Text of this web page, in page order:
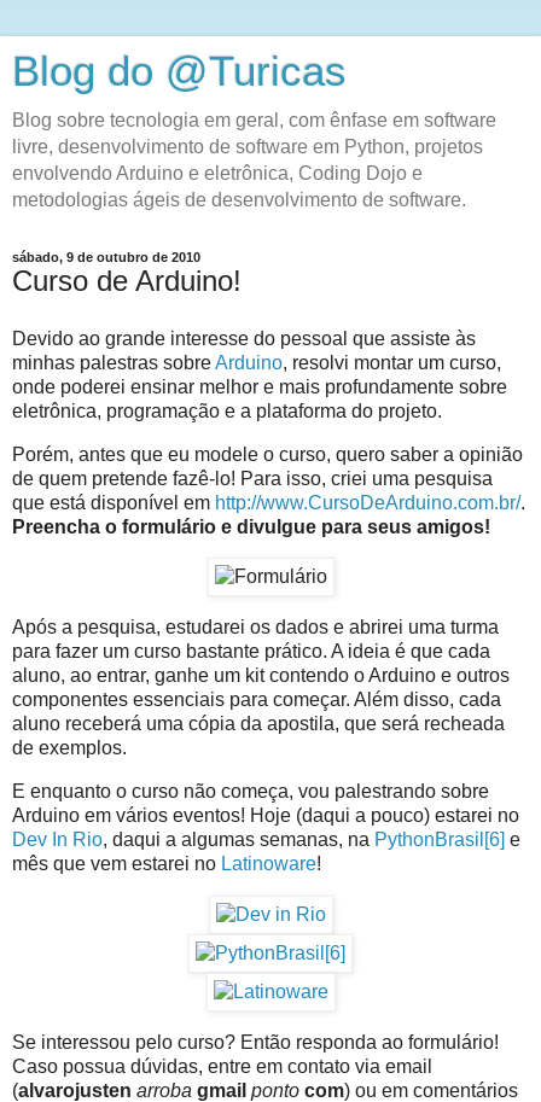
Blog do @Turicas
Blog sobre tecnologia em geral, com ênfase em software
livre, desenvolvimento de software em Python, projetos
envolvendo Arduino e eletrônica, Coding Dojo e
metodologias ágeis de desenvolvimento de software.
sábado, 9 de outubro de 2010
Curso de Arduino!
Devido ao grande interesse do pessoal que assiste às
minhas palestras sobreArduino, resolvi montar um curso,
onde poderei ensinar melhor e mais profundamente sobre
eletrônica, programação e a plataforma do projeto.
Porém, antes que eu modele o curso, quero saber a opinião
de quem pretende fazê-lo! Para isso, criei uma pesquisa
que está disponível em http://www.CursoDeArduino.com.br/.
Preencha o formulário e divulgue para seus amigos!
Após a pesquisa, estudarei os dados e abrirei uma turma
para fazer um curso bastante prático. A ideia é que cada
aluno, ao entrar, ganhe um kit contendo o Arduino e outros
componentes essenciais para começar. Além disso, cada
aluno receberá uma cópia da apostila, que será recheada
de exemplos.
E enquanto o curso não começa, vou palestrando sobre
Arduino em vários eventos! Hoje (daqui a pouco) estarei no
Dev In Rio, daqui a algumas semanas, na PythonBrasil[6] e
mês que vem estarei no Latinoware!
Se interessou pelo curso? Então responda ao formulário!
Caso possua dúvidas, entre em contato via email
(alvarojusten arroba gmail ponto com) ou em comentários